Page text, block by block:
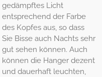
gedämpftes Licht
entsprechend der Farbe
des Kopfes aus, so dass
Sie Bisse auch Nachts sehr
gut sehen können. Auch
können die Hanger dezent
und dauerhaft leuchten,